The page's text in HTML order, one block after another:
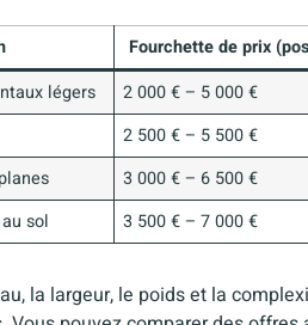
Fourchette de prix
légers
2 000 € – 5 000 €
2 500 € – 5 500 €
3 000 € – 6 500 €
sol 3 500 € – 7 000 €
la largeur, le poids et la